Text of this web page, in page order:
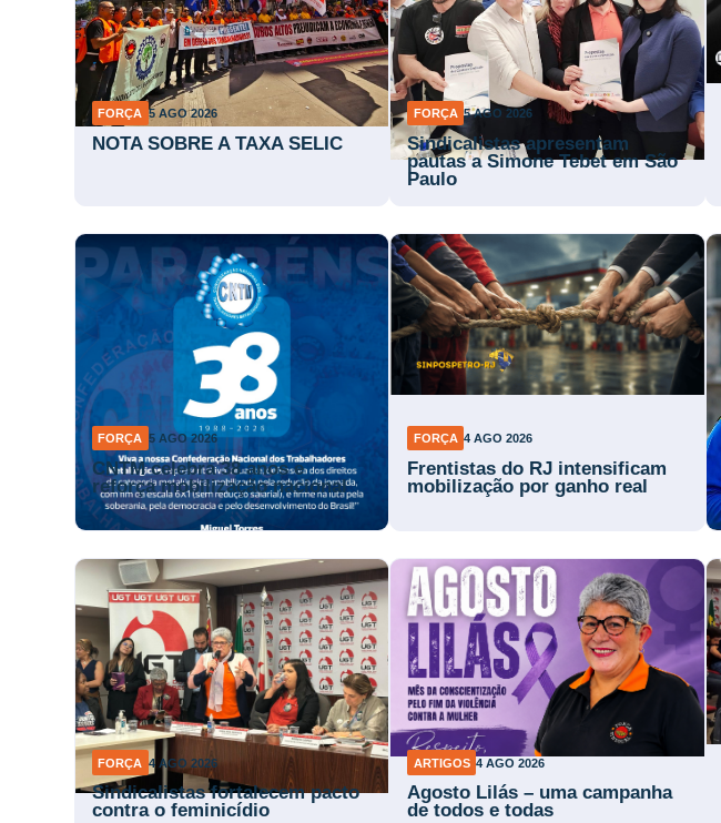
FORÇA 5 AGO 2026
NOTA SOBRE A TAXA SELIC
FORÇA 5 AGO 2026
Sindicalistas apresentam
pautas a Simone Tebet em São
Paulo
FORÇA 5 AGO 2026
CNTM celebra 38 anos e
reforça mobilização nacional
FORÇA 4 AGO 2026
Frentistas do RJ intensificam
mobilização por ganho real
FORÇA 4 AGO 2026
Sindicalistas fortalecem pacto
contra o feminicídio
ARTIGOS 4 AGO 2026
Agosto Lilás – uma campanha
de todos e todas